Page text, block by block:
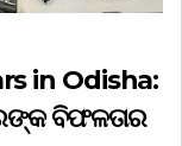
in Odisha:
ବିଫଳତାର